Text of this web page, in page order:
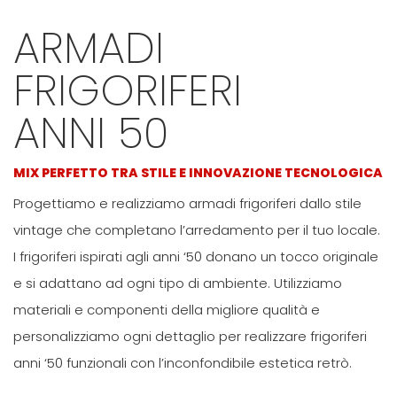
ARMADI
FRIGORIFERI
ANNI 50
MIX PERFETTO TRA STILE E INNOVAZIONE TECNOLOGICA
Progettiamo e realizziamo armadi frigoriferi dallo stile
vintage che completano l’arredamento per il tuo locale.
I frigoriferi ispirati agli anni ‘50 donano un tocco originale
e si adattano ad ogni tipo di ambiente. Utilizziamo
materiali e componenti della migliore qualità e
personalizziamo ogni dettaglio per realizzare frigoriferi
anni ‘50 funzionali con l’inconfondibile estetica retrò.